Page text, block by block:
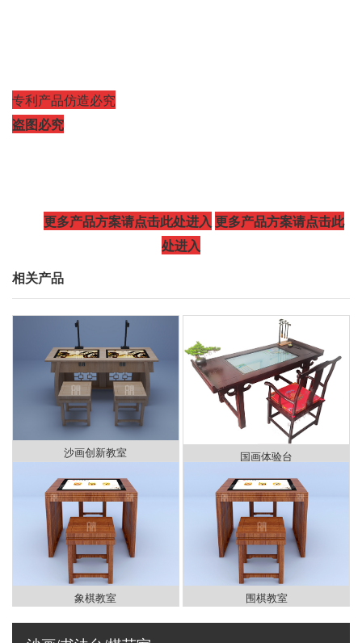
专利产品仿造必究
盗图必究
更多产品方案请点击此处进入 更多产品方案请点击此
处进入
相关产品
沙画创新教室 国画体验台
象棋教室 围棋教室